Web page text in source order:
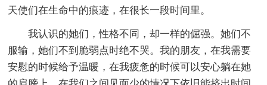
天使们在生命中的痕迹，在很长一段时间里。
我认识的她们，性格不同，却一样的倔强。她们不
服输，她们不到脆弱点时绝不哭。我的朋友，在我需要
安慰的时候给予温暖，在我疲惫的时候可以安心躺在她